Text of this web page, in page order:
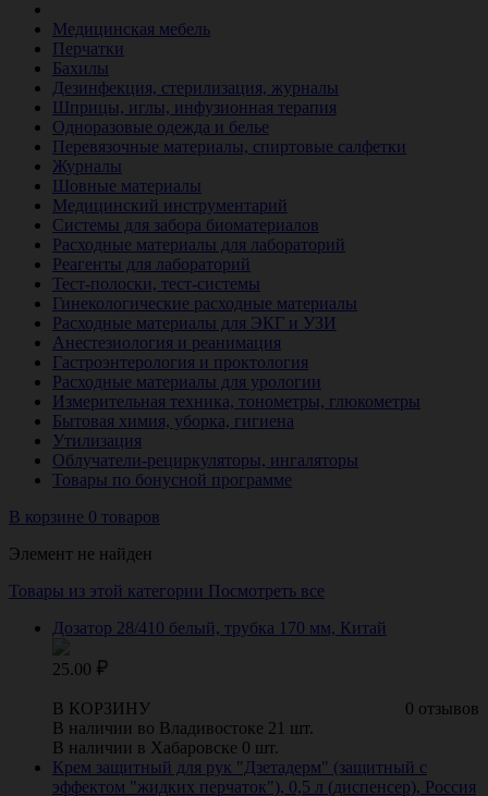
Медицинская мебель
Перчатки
Бахилы
Дезинфекция, стерилизация, журналы
Шприцы, иглы, инфузионная терапия
Одноразовые одежда и белье
Перевязочные материалы, спиртовые салфетки
Журналы
Шовные материалы
Медицинский инструментарий
Системы для забора биоматериалов
Расходные материалы для лабораторий
Реагенты для лабораторий
Тест-полоски, тест-системы
Гинекологические расходные материалы
Расходные материалы для ЭКГ и УЗИ
Анестезиология и реанимация
Гастроэнтерология и проктология
Расходные материалы для урологии
Измерительная техника, тонометры, глюкометры
Бытовая химия, уборка, гигиена
Утилизация
Облучатели-рециркуляторы, ингаляторы
Товары по бонусной программе
В корзине 0 товаров
Элемент не найден
Товары из этой категории Посмотреть все
Дозатор 28/410 белый, трубка 170 мм, Китай
25.00
0 отзывов
В КОРЗИНУ
В наличии во Владивостоке 21 шт.
В наличии в Хабаровске 0 шт.
Крем защитный для рук "Дзетадерм" (защитный с
эффектом "жидких перчаток"), 0,5 л (диспенсер), Россия